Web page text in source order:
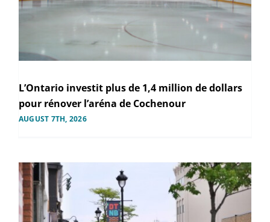
L’Ontario investit plus de 1,4 million de dollars
pour rénover l’aréna de Cochenour
AUGUST 7TH, 2026